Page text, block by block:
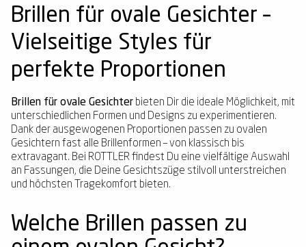
Brillen für ovale Gesichter –
Vielseitige Styles für
perfekte Proportionen
Brillen für ovale Gesichter bieten Dir die ideale Möglichkeit, mit
unterschiedlichen Formen und Designs zu experimentieren.
Dank der ausgewogenen Proportionen passen zu ovalen
Gesichtern fast alle Brillenformen – von klassisch bis
extravagant. Bei ROTTLER findest Du eine vielfältige Auswahl
an Fassungen, die Deine Gesichtszüge stilvoll unterstreichen
und höchsten Tragekomfort bieten.
Welche Brillen passen zu